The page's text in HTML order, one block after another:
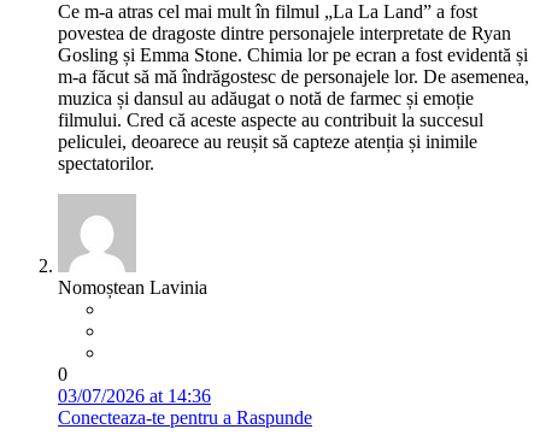
Ce m-a atras cel mai mult în filmul „La La Land” a fost
povestea de dragoste dintre personajele interpretate de Ryan
Gosling și Emma Stone. Chimia lor pe ecran a fost evidentă și
m-a făcut să mă îndrăgostesc de personajele lor. De asemenea,
muzica și dansul au adăugat o notă de farmec și emoție
filmului. Cred că aceste aspecte au contribuit la succesul
peliculei, deoarece au reușit să capteze atenția și inimile
spectatorilor.
Nomoștean Lavinia
0
03/07/2026 at 14:36
Conecteaza-te pentru a Raspunde